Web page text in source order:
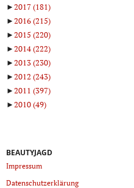
►2017(181)
►2016(215)
►2015 (220)
►2014(222)
►2013(230)
►2012 (243)
►2011 (397)
►2010(49)
BEAUTYJAGD
Impressum
Datenschutzerklärung